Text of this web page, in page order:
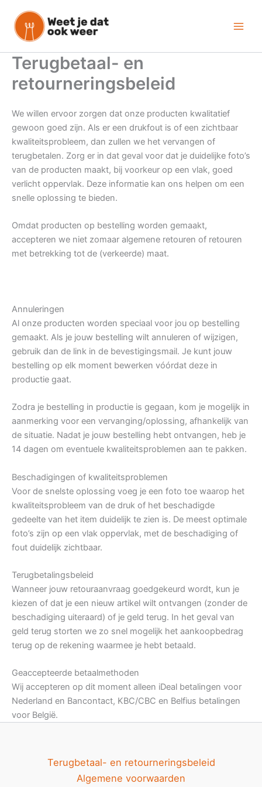
naar
Terugbetaal- en
retourneringsbeleid
We willen ervoor zorgen dat onze producten kwalitatief
gewoon goed zijn. Als er een drukfout is of een zichtbaar
kwaliteitsprobleem, dan zullen we het vervangen of
terugbetalen. Zorg er in dat geval voor dat je duidelijke foto’s
van de producten maakt, bij voorkeur op een vlak, goed
verlicht oppervlak. Deze informatie kan ons helpen om een
snelle oplossing te bieden.
Omdat producten op bestelling worden gemaakt,
accepteren we niet zomaar algemene retouren of retouren
met betrekking tot de (verkeerde) maat.
Annuleringen
Al onze producten worden speciaal voor jou op bestelling
gemaakt. Als je jouw bestelling wilt annuleren of wijzigen,
gebruik dan de link in de bevestigingsmail. Je kunt jouw
bestelling op elk moment bewerken vóórdat deze in
productie gaat.
Zodra je bestelling in productie is gegaan, kom je mogelijk in
aanmerking voor een vervanging/oplossing, afhankelijk van
de situatie. Nadat je jouw bestelling hebt ontvangen, heb je
14 dagen om eventuele kwaliteitsproblemen aan te pakken.
Beschadigingen of kwaliteitsproblemen
Voor de snelste oplossing voeg je een foto toe waarop het
kwaliteitsprobleem van de druk of het beschadigde
gedeelte van het item duidelijk te zien is. De meest optimale
foto’s zijn op een vlak oppervlak, met de beschadiging of
fout duidelijk zichtbaar.
Terugbetalingsbeleid
Wanneer jouw retouraanvraag goedgekeurd wordt, kun je
kiezen of dat je een nieuw artikel wilt ontvangen (zonder de
beschadiging uiteraard) of je geld terug. In het geval van
geld terug storten we zo snel mogelijk het aankoopbedrag
terug op de rekening waarmee je hebt betaald.
Geaccepteerde betaalmethoden
Wij accepteren op dit moment alleen iDeal betalingen voor
Nederland en Bancontact, KBC/CBC en Belfius betalingen
voor België.
Terugbetaal- en retourneringsbeleid
Algemene voorwaarden